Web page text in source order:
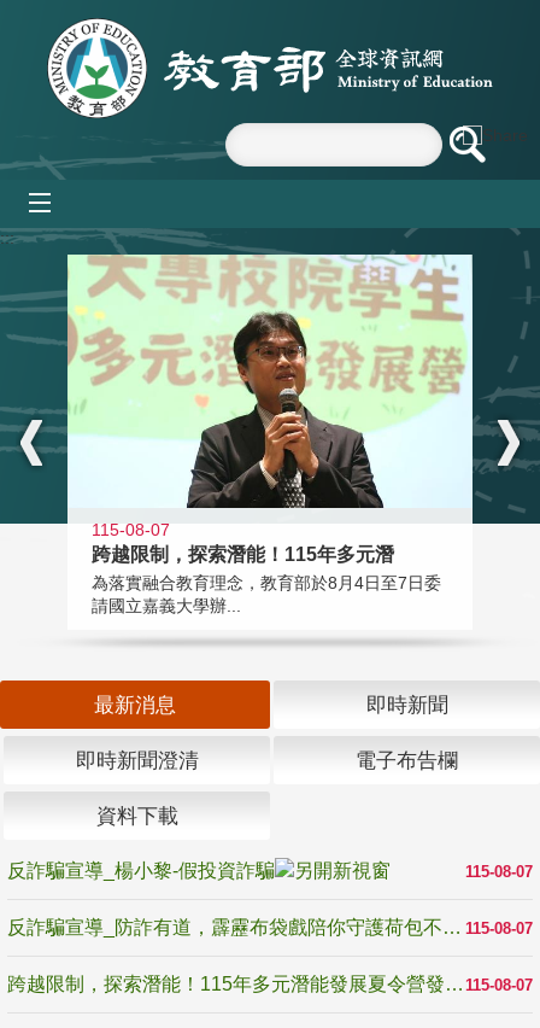
跳到主要內容區塊
:::
115-08-07
跨越限制，探索潛能！115年多元潛
為落實融合教育理念，教育部於8月4日至7日委
請國立嘉義大學辦...
最新消息 即時新聞
即時新聞澄清 電子布告欄
資料下載
115-08-07
反詐騙宣導_楊小黎-假投資詐騙
115-08-07
反詐騙宣導_防詐有道，霹靂布袋戲陪你守護荷包不受騙
115-08-07
跨越限制，探索潛能！115年多元潛能發展夏令營發掘生命無限可能